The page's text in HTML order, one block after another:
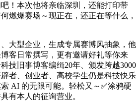
！本次他将亲临深圳，还能打印带
燃爆赛场～现正在，还正在等什么，
型企业，生成专属赛博风抽象，他
客日常撰写，更有邀请好礼等你来
技旧事博客编缉20年、颁发跨越3000
者、创业者、高校学生仍是科技快乐
AI 的无限可能。轻松又～✅涂鸦硬
有本人的征询营业。